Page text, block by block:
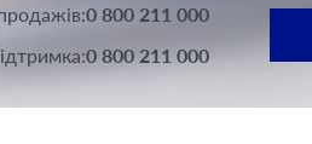
0 800 211 000
0 800 211 000